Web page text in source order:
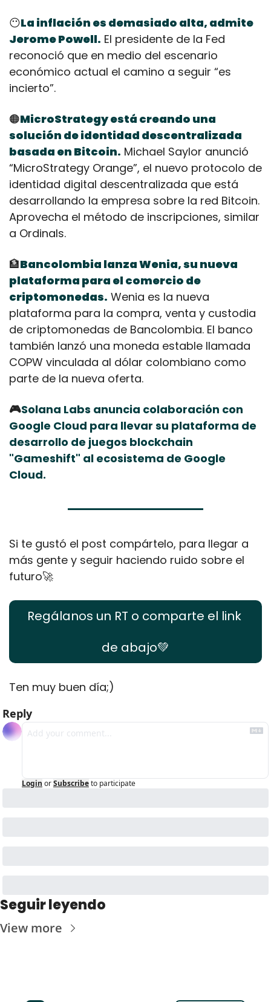
😶La inflación es demasiado alta, admite
Jerome Powell. El presidente de la Fed
reconoció que en medio del escenario
económico actual el camino a seguir “es
incierto”.
🟠MicroStrategy está creando una
solución de identidad descentralizada
basada en Bitcoin. Michael Saylor anunció
“MicroStrategy Orange”, el nuevo protocolo de
identidad digital descentralizada que está
desarrollando la empresa sobre la red Bitcoin.
Aprovecha el método de inscripciones, similar
a Ordinals.
🏦Bancolombia lanza Wenia, su nueva
plataforma para el comercio de
criptomonedas. Wenia es la nueva
plataforma para la compra, venta y custodia
de criptomonedas de Bancolombia. El banco
también lanzó una moneda estable llamada
COPW vinculada al dólar colombiano como
parte de la nueva oferta.
🎮Solana Labs anuncia colaboración con
Google Cloud para llevar su plataforma de
desarrollo de juegos blockchain
"Gameshift" al ecosistema de Google
Cloud.
Si te gustó el post compártelo, para llegar a
más gente y seguir haciendo ruido sobre el
futuro🚀
Regálanos un RT o comparte el link
de abajo💚
Ten muy buen día;)
Reply
Login orSubscribeto participate
Seguir leyendo
View more